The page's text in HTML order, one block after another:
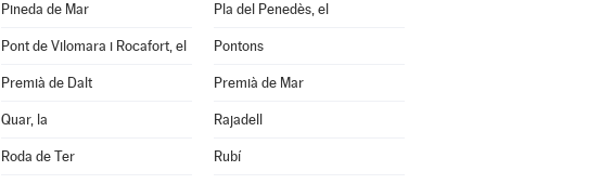
Pineda de Mar Pla del Penedès, el
Pont de Vilomara i Rocafort, el Pontons
Premià de Dalt Premià de Mar
Quar, la Rajadell
Roda de Ter Rubí